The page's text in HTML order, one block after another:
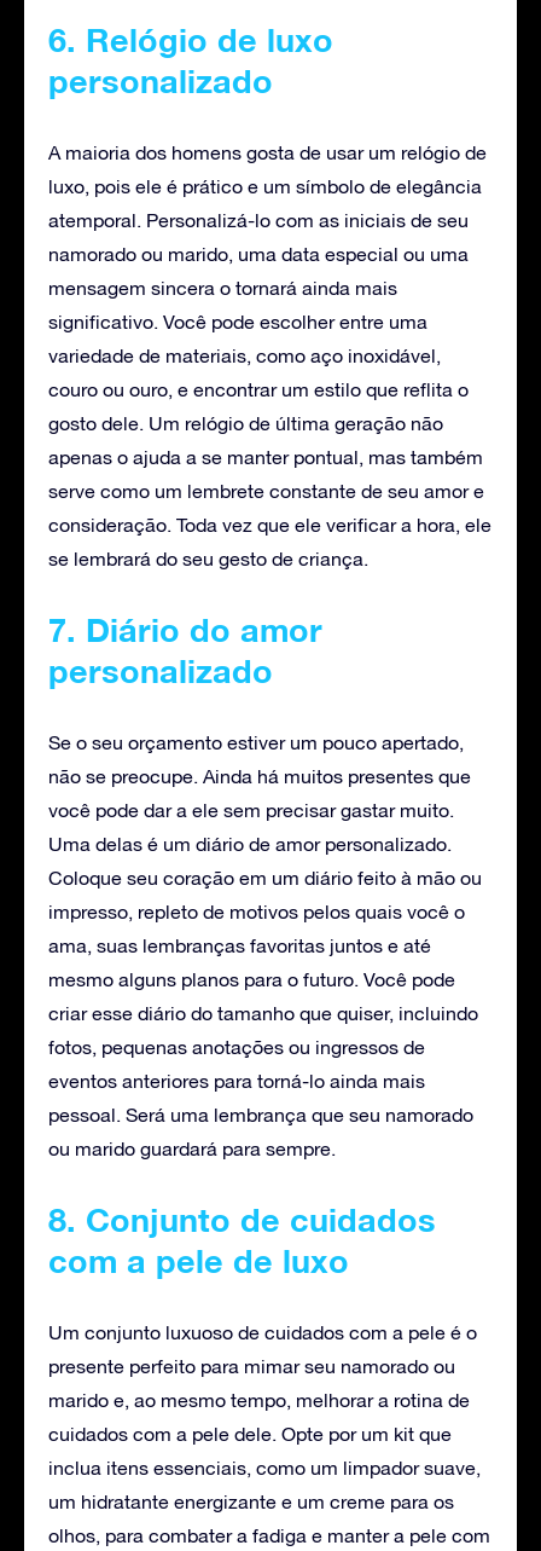
6. Relógio de luxo
personalizado
A maioria dos homens gosta de usar um relógio de
luxo, pois ele é prático e um símbolo de elegância
atemporal. Personalizá-lo com as iniciais de seu
namorado ou marido, uma data especial ou uma
mensagem sincera o tornará ainda mais
significativo. Você pode escolher entre uma
variedade de materiais, como aço inoxidável,
couro ou ouro, e encontrar um estilo que reflita o
gosto dele. Um relógio de última geração não
apenas o ajuda a se manter pontual, mas também
serve como um lembrete constante de seu amor e
consideração. Toda vez que ele verificar a hora, ele
se lembrará do seu gesto de criança.
7. Diário do amor
personalizado
Se o seu orçamento estiver um pouco apertado,
não se preocupe. Ainda há muitos presentes que
você pode dar a ele sem precisar gastar muito.
Uma delas é um diário de amor personalizado.
Coloque seu coração em um diário feito à mão ou
impresso, repleto de motivos pelos quais você o
ama, suas lembranças favoritas juntos e até
mesmo alguns planos para o futuro. Você pode
criar esse diário do tamanho que quiser, incluindo
fotos, pequenas anotações ou ingressos de
eventos anteriores para torná-lo ainda mais
pessoal. Será uma lembrança que seu namorado
ou marido guardará para sempre.
8. Conjunto de cuidados
com a pele de luxo
Um conjunto luxuoso de cuidados com a pele é o
presente perfeito para mimar seu namorado ou
marido e, ao mesmo tempo, melhorar a rotina de
cuidados com a pele dele. Opte por um kit que
inclua itens essenciais, como um limpador suave,
um hidratante energizante e um creme para os
olhos, para combater a fadiga e manter a pele com